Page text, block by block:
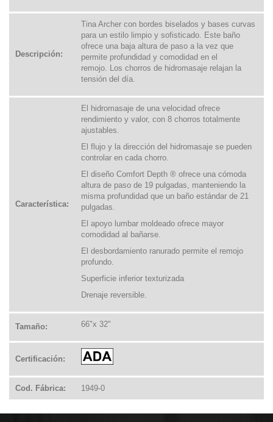
Descripción:
Tina Archer con bordes biselados y bases curvas
para un estilo limpio y sofisticado. Este baño
ofrece una baja altura de paso a la vez que
permite profundidad y comodidad en el
remojo. Los chorros de hidromasaje relajan la
tensión del día.
Característica:
El hidromasaje de una velocidad ofrece
rendimiento y valor, con 8 chorros totalmente
ajustables.
El flujo y la dirección del hidromasaje se pueden
controlar en cada chorro.
El diseño Comfort Depth ® ofrece una cómoda
altura de paso de 19 pulgadas, manteniendo la
misma profundidad que un baño estándar de 21
pulgadas.
El apoyo lumbar moldeado ofrece mayor
comodidad al bañarse.
El desbordamiento ranurado permite el remojo
profundo.
Superficie inferior texturizada
Drenaje reversible.
Tamaño: 66"x 32"
Certificación:
Cod. Fábrica: 1949-0